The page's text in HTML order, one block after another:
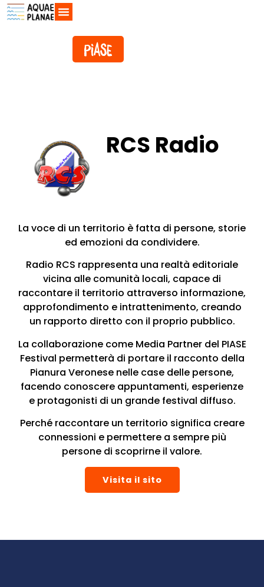
RCS Radio
La voce di un territorio è fatta di persone, storie
ed emozioni da condividere.
Radio RCS rappresenta una realtà editoriale
vicina alle comunità locali, capace di
raccontare il territorio attraverso informazione,
approfondimento e intrattenimento, creando
un rapporto diretto con il proprio pubblico.
La collaborazione come Media Partner del PIASE
Festival permetterà di portare il racconto della
Pianura Veronese nelle case delle persone,
facendo conoscere appuntamenti, esperienze
e protagonisti di un grande festival diffuso.
Perché raccontare un territorio significa creare
connessioni e permettere a sempre più
persone di scoprirne il valore.
Visita il sito